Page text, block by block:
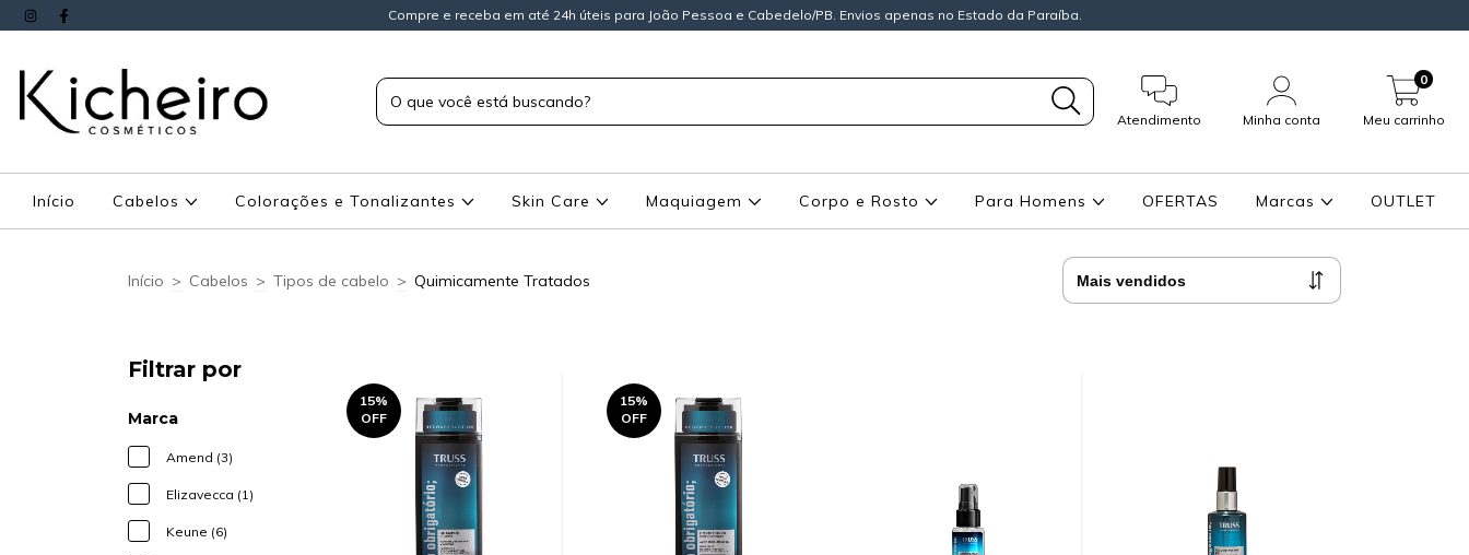
Compre e receba em até 24h úteis para João Pessoa e Cabedelo/PB. Envios apenas no Estado da Paraíba.
Atendimento Minha conta Meu carrinho
0
Início Cabelos Colorações e Tonalizantes Skin Care Maquiagem Corpo e Rosto Para Homens OFERTAS Marcas OUTLET
Início > Cabelos > Tipos de cabelo > Quimicamente Tratados
Filtrar por
Marca
Amend (3)
Elizavecca (1)
Keune (6)
15%
OFF
15%
OFF